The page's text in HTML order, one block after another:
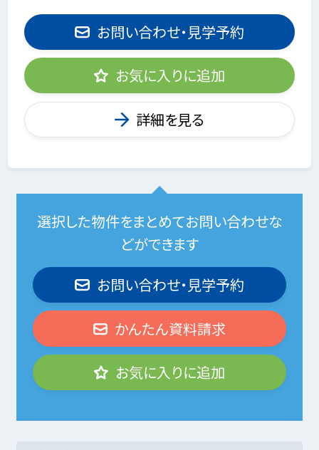
お問い合わせ・見学予約
お気に入りに追加
詳細を見る
選択した物件をまとめてお問い合わせな
どができます
お問い合わせ・見学予約
かんたん資料請求
お気に入りに追加